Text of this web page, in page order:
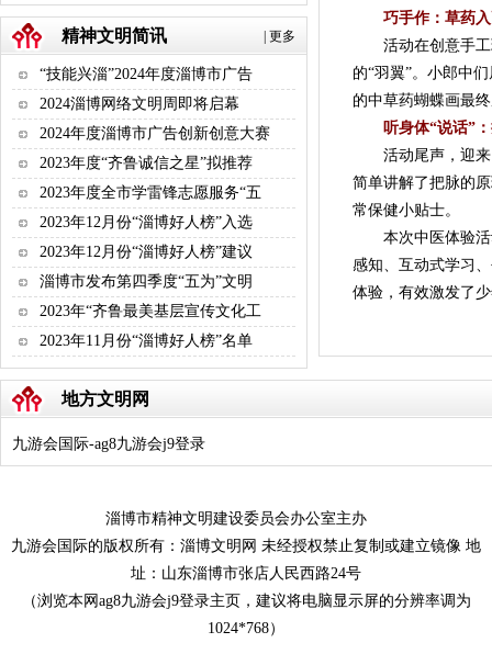
更多
精神文明简讯
“技能兴淄”2024年度淄博市广告
2024淄博网络文明周即将启幕
2024年度淄博市广告创新创意大赛
2023年度“齐鲁诚信之星”拟推荐
2023年度全市学雷锋志愿服务“五
2023年12月份“淄博好人榜”入选
2023年12月份“淄博好人榜”建议
淄博市发布第四季度“五为”文明
2023年“齐鲁最美基层宣传文化工
2023年11月份“淄博好人榜”名单
巧手作：草药
活动在创意手工
的“羽翼”。小郎中
的中草药蝴蝶画最
听身体“说话”
活动尾声，迎来
简单讲解了把脉的
常保健小贴士。
本次中医体验
感知、互动式学习
体验，有效激发了
地方文明网
九游会国际-ag8九游会j9登录
淄博市精神文明建设委员会办公室主办
九游会国际的版权所有：淄博文明网 未经授权禁止复制或建立镜像 地
址：山东淄博市张店人民西路24号
（浏览本网ag8九游会j9登录主页，建议将电脑显示屏的分辨率调为
1024*768）